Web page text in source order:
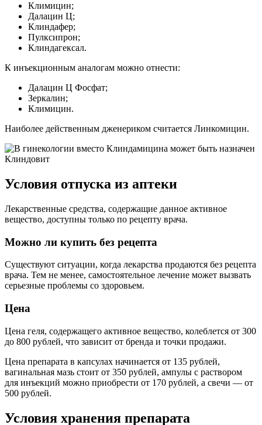
Климицин;
Далацин Ц;
Клиндафер;
Пулксипрон;
Клиндагексал.
К инъекционным аналогам можно отнести:
Далацин Ц Фосфат;
Зеркалин;
Климицин.
Наиболее действенным дженериком считается Линкомицин.
Условия отпуска из аптеки
Лекарственные средства, содержащие данное активное
вещество, доступны только по рецепту врача.
Можно ли купить без рецепта
Существуют ситуации, когда лекарства продаются без рецепта
врача. Тем не менее, самостоятельное лечение может вызвать
серьезные проблемы со здоровьем.
Цена
Цена геля, содержащего активное вещество, колеблется от 300
до 800 рублей, что зависит от бренда и точки продажи.
Цена препарата в капсулах начинается от 135 рублей,
вагинальная мазь стоит от 350 рублей, ампулы с раствором
для инъекций можно приобрести от 170 рублей, а свечи — от
500 рублей.
Условия хранения препарата